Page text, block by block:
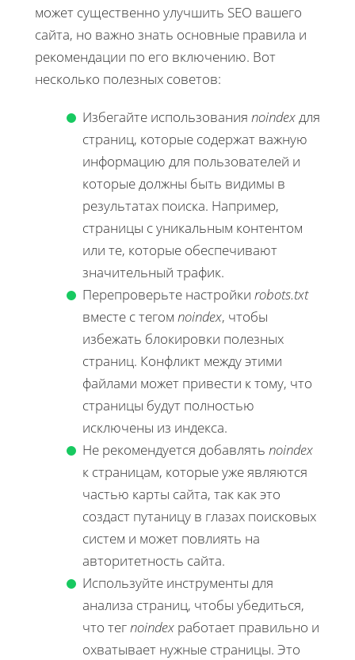
может существенно улучшить SEO вашего
сайта, но важно знать основные правила и
рекомендации по его включению. Вот
несколько полезных советов:
Избегайте использования noindexдля
страниц, которые содержат важную
информацию для пользователей и
которые должны быть видимы в
результатах поиска. Например,
страницы с уникальным контентом
или те, которые обеспечивают
значительный трафик.
Перепроверьте настройки robots.txt
вместе с тегом noindex, чтобы
избежать блокировки полезных
страниц. Конфликт между этими
файлами может привести к тому, что
страницы будут полностью
исключены из индекса.
Не рекомендуется добавлять noindex
к страницам, которые уже являются
частью карты сайта, так как это
создаст путаницу в глазах поисковых
систем и может повлиять на
авторитетность сайта.
Используйте инструменты для
анализа страниц, чтобы убедиться,
что тегnoindex работает правильно и
охватывает нужные страницы. Это